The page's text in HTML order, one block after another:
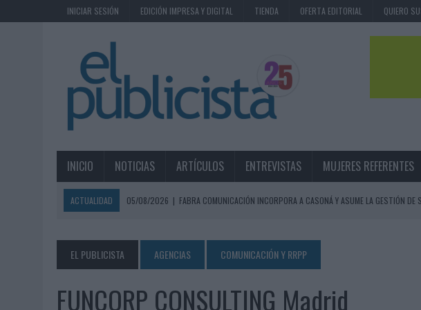
INICIAR SESIÓN EDICIÓN IMPRESA Y DIGITAL TIENDA OFERTA EDITORIAL QUIERO
INICIO NOTICIAS ARTÍCULOS ENTREVISTAS MUJERES REFERENTES
ACTUALIDAD 05/08/2026 | FABRA COMUNICACIÓN INCORPORA A CASONÁ Y ASUME LA GESTIÓN DE
LUIS ARQUILLOS (BURGO DE ARIAS): “LA CONSTRUCCIÓN DE MARCA A LARGO PLAZO Y
MONEDA”
04/08/2026 | ‘EL PARAÍSO MÁS CERCA’, DE 22GRADOS PARA LOPESAN HOTELS & RESORTS
EL PUBLICISTA AGENCIAS COMUNICACIÓN Y RRPP
FUNCORP CONSULTING Madrid